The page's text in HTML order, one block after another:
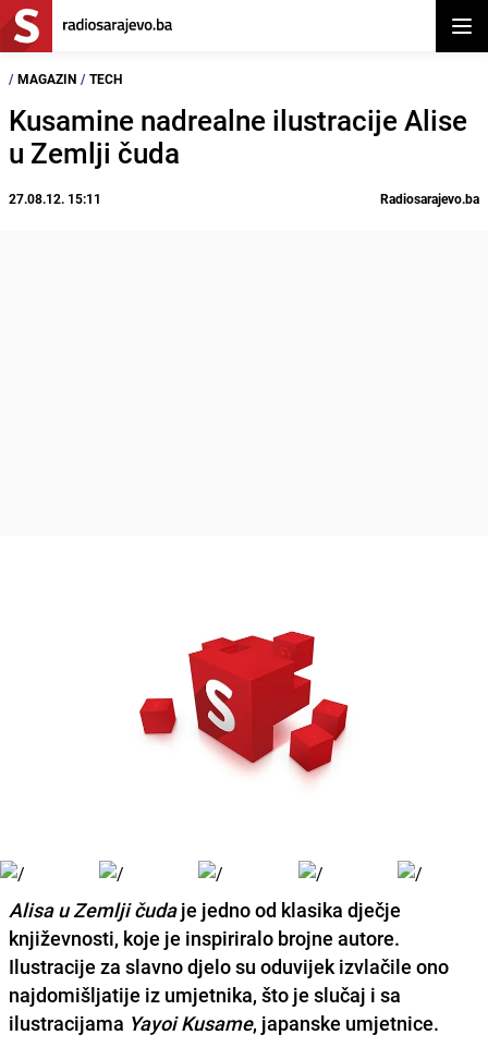
/ MAGAZIN / TECH
Kusamine nadrealne ilustracije Alise
u Zemlji čuda
27.08.12. 15:11 Radiosarajevo.ba
Alisa u Zemlji čudaje jedno od klasika dječje
književnosti, koje je inspiriralo brojne autore.
Ilustracije za slavno djelo su oduvijek izvlačile ono
najdomišljatije iz umjetnika, što je slučaj i sa
ilustracijama Yayoi Kusame, japanske umjetnice.